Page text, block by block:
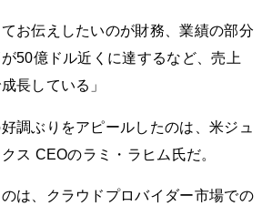
てお伝えしたいのが財務、業績の部分
50億ドル近くに達するなど、売上
長している」
調ぶりをアピールしたのは、米ジュ
ス CEOのラミ・ラヒム氏だ。
は、クラウドプロバイダー市場での